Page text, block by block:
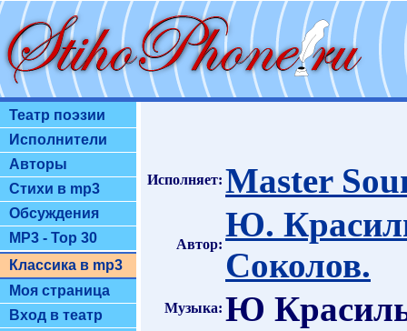
Театр поэзии
Исполнители
Авторы
Стихи в mp3
Обсуждения
MP3 - Top 30
Классика в mp3
Моя страница
Вход в театр
Исполняет: Master
Автор:
Ю.
Соколов.
Музыка: Ю